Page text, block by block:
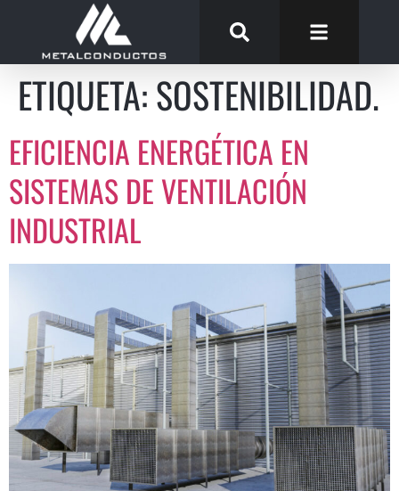
ETIQUETA:SOSTENIBILIDAD.
EFICIENCIA ENERGÉTICA EN
SISTEMAS DE VENTILACIÓN
INDUSTRIAL